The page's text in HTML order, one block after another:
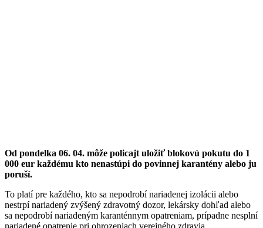
Od pondelka 06. 04. môže policajt uložiť blokovú pokutu do 1
000 eur každému kto nenastúpi do povinnej karantény alebo ju
poruší.
To platí pre každého, kto sa nepodrobí nariadenej izolácii alebo
nestrpí nariadený zvýšený zdravotný dozor, lekársky dohľad alebo
sa nepodrobí nariadeným karanténnym opatreniam, prípadne nesplní
nariadené opatrenie pri ohrozeniach verejného zdravia.